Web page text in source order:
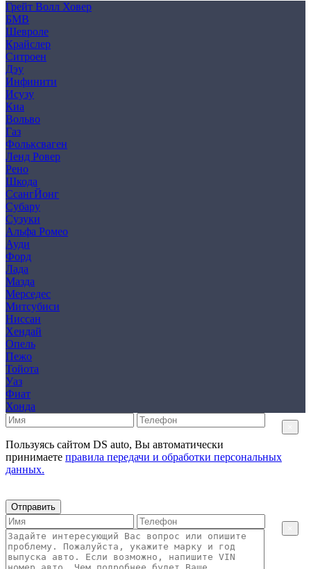
Грейт Волл Ховер
БМВ
Шевроле
Крайслер
Ситроен
Дэу
Инфинити
Исузу
Киа
Вольво
Газ
Фольксваген
Ленд Ровер
Рено
Шкода
СсангЙонг
Субару
Сузуки
Альфа Ромео
Ауди
Форд
Лада
Мазда
Мерседес
Митсубиси
Ниссан
Хендай
Опель
Пежо
Тойота
Уаз
Фиат
Хонда
Пользуясь сайтом DS auto, Вы автоматически
принимаете правила передачи и обработки персональных
данных.
Отправить